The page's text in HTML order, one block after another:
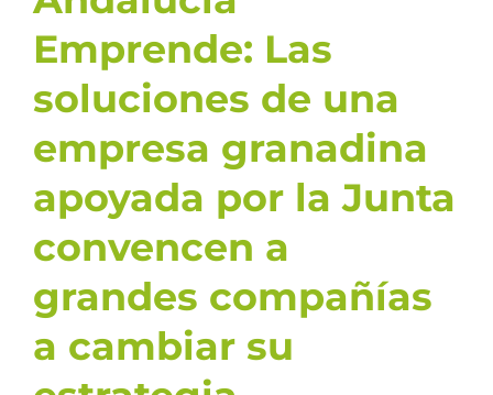
Emprende: Las
soluciones de una
empresa granadina
apoyada por la Junta
convencen a
grandes compañías
a cambiar su